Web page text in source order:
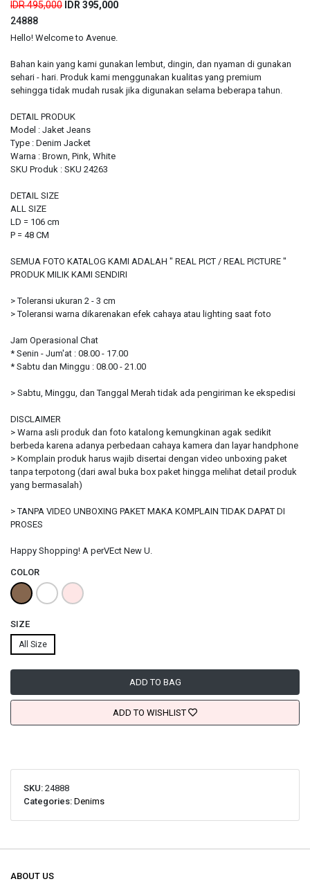
IDR 495,000
IDR 395,000
24888
Hello! Welcome to Avenue.
Bahan kain yang kami gunakan lembut, dingin, dan nyaman di gunakan
sehari - hari. Produk kami menggunakan kualitas yang premium
sehingga tidak mudah rusak jika digunakan selama beberapa tahun.
DETAIL PRODUK
Model : Jaket Jeans
Type : Denim Jacket
Warna : Brown, Pink, White
SKU Produk : SKU 24263
DETAIL SIZE
ALL SIZE
LD = 106 cm
P = 48 CM
SEMUA FOTO KATALOG KAMI ADALAH " REAL PICT / REAL PICTURE "
PRODUK MILIK KAMI SENDIRI
> Toleransi ukuran 2 - 3 cm
> Toleransi warna dikarenakan efek cahaya atau lighting saat foto
Jam Operasional Chat
* Senin - Jum'at : 08.00 - 17.00
* Sabtu dan Minggu : 08.00 - 21.00
> Sabtu, Minggu, dan Tanggal Merah tidak ada pengiriman ke ekspedisi
DISCLAIMER
> Warna asli produk dan foto katalong kemungkinan agak sedikit
berbeda karena adanya perbedaan cahaya kamera dan layar handphone
> Komplain produk harus wajib disertai dengan video unboxing paket
tanpa terpotong (dari awal buka box paket hingga melihat detail produk
yang bermasalah)
> TANPA VIDEO UNBOXING PAKET MAKA KOMPLAIN TIDAK DAPAT DI
PROSES
Happy Shopping! A perVEct New U.
COLOR
SIZE
All Size
ADD TO BAG
ADD TO WISHLIST
SKU: 24888
Categories: Denims
ABOUT US